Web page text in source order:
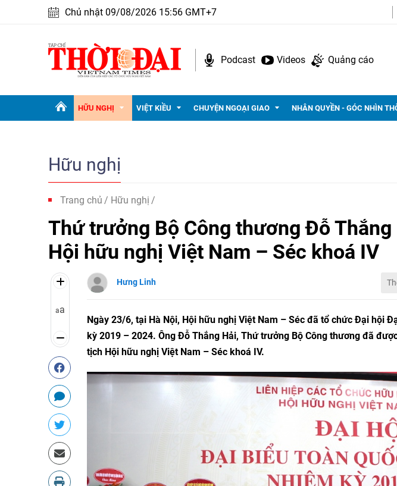
Chủ nhật 09/08/2026 15:56 GMT+7
Podcast Videos Quảng cáo
HỮU NGHỊ VIỆT KIỀU CHUYỆN NGOẠI GIAO NHÂN QUYỀN - GÓC NHÌN
Hữu nghị
Trang chủ Hữu nghị
Thứ trưởng Bộ Công thương Đỗ Thắng
Hội hữu nghị Việt Nam – Séc khoá IV
aa
Hưng Linh
Ngày 23/6, tại Hà Nội, Hội hữu nghị Việt Nam – Séc đã tổ chức Đại hội
kỳ 2019 – 2024. Ông Đỗ Thắng Hải, Thứ trưởng Bộ Công thương đã
tịch Hội hữu nghị Việt Nam – Séc khoá IV.